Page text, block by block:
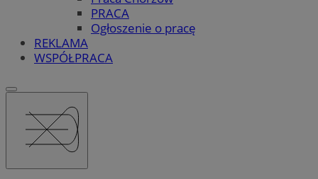
PRACA
Ogłoszenie o pracę
REKLAMA
WSPÓŁPRACA